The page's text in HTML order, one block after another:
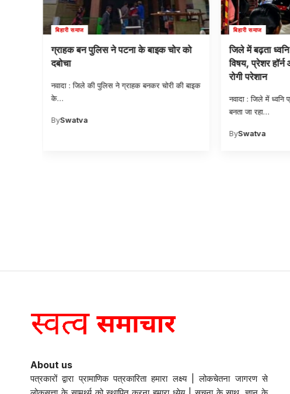
बिहारी समाज
ग्राहक बन पुलिस ने पटना के बाइक चोर को
दबोचा
नवादा : जिले की पुलिस ने ग्राहक बनकर चोरी की बाइक
के…
BySwatva
बिहारी समाज
जिले में बढ़ता
विषय, प्रेशर
रोगी परेशान
नवादा : जिले में ध्वनि
बनता जा रहा…
BySwatva
About us
पत्रकारों द्वारा प्रामाणिक पत्रकारिता हमारा लक्ष्य | लोकचेतना जागरण से